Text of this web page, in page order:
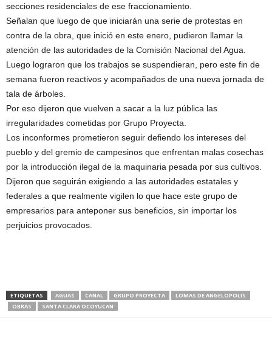
secciones residenciales de ese fraccionamiento.
Señalan que luego de que iniciarán una serie de protestas en
contra de la obra, que inició en este enero, pudieron llamar la
atención de las autoridades de la Comisión Nacional del Agua.
Luego lograron que los trabajos se suspendieran, pero este fin de
semana fueron reactivos y acompañados de una nueva jornada de
tala de árboles.
Por eso dijeron que vuelven a sacar a la luz pública las
irregularidades cometidas por Grupo Proyecta.
Los inconformes prometieron seguir defiendo los intereses del
pueblo y del gremio de campesinos que enfrentan malas cosechas
por la introducción ilegal de la maquinaria pesada por sus cultivos.
Dijeron que seguirán exigiendo a las autoridades estatales y
federales a que realmente vigilen lo que hace este grupo de
empresarios para anteponer sus beneficios, sin importar los
perjuicios provocados.
ETIQUETAS AGUAS CANAL GRUPO PROYECTA
LOMAS DE ANGELOPOLIS
OBRAS
SANTA CLARA OCOYUCAN